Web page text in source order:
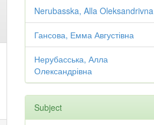
Nerubasska, Alla Oleksandrivna
Гансова, Емма Августівна
Нерубасська, Алла
Олександрівна
Subject